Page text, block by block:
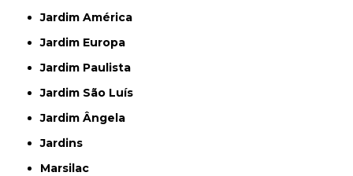
Jardim América
Jardim Europa
Jardim Paulista
Jardim São Luís
Jardim Ângela
Jardins
Marsilac